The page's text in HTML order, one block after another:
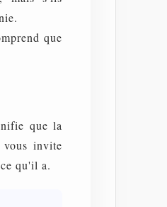
que
que la
vous invite
qu'il a.